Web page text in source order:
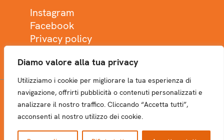
Diamo valore alla tua privacy
Utilizziamo i cookie per migliorare la tua esperienza di
navigazione, offrirti pubblicità o contenuti personalizzati e
analizzare il nostro traffico. Cliccando “Accetta tutti”,
acconsenti al nostro utilizzo dei cookie.
Instagram
Facebook
Privacy policy
NEWSLETTER